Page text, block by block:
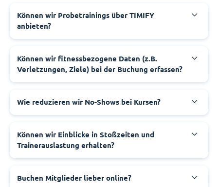
Können wir Probetrainings über TIMIFY
anbieten?
Können wir fitnessbezogene Daten (z.B.
Verletzungen, Ziele) bei der Buchung erfassen?
Wie reduzieren wir No-Shows bei Kursen?
Können wir Einblicke in Stoßzeiten und
Trainerauslastung erhalten?
Buchen Mitglieder lieber online?